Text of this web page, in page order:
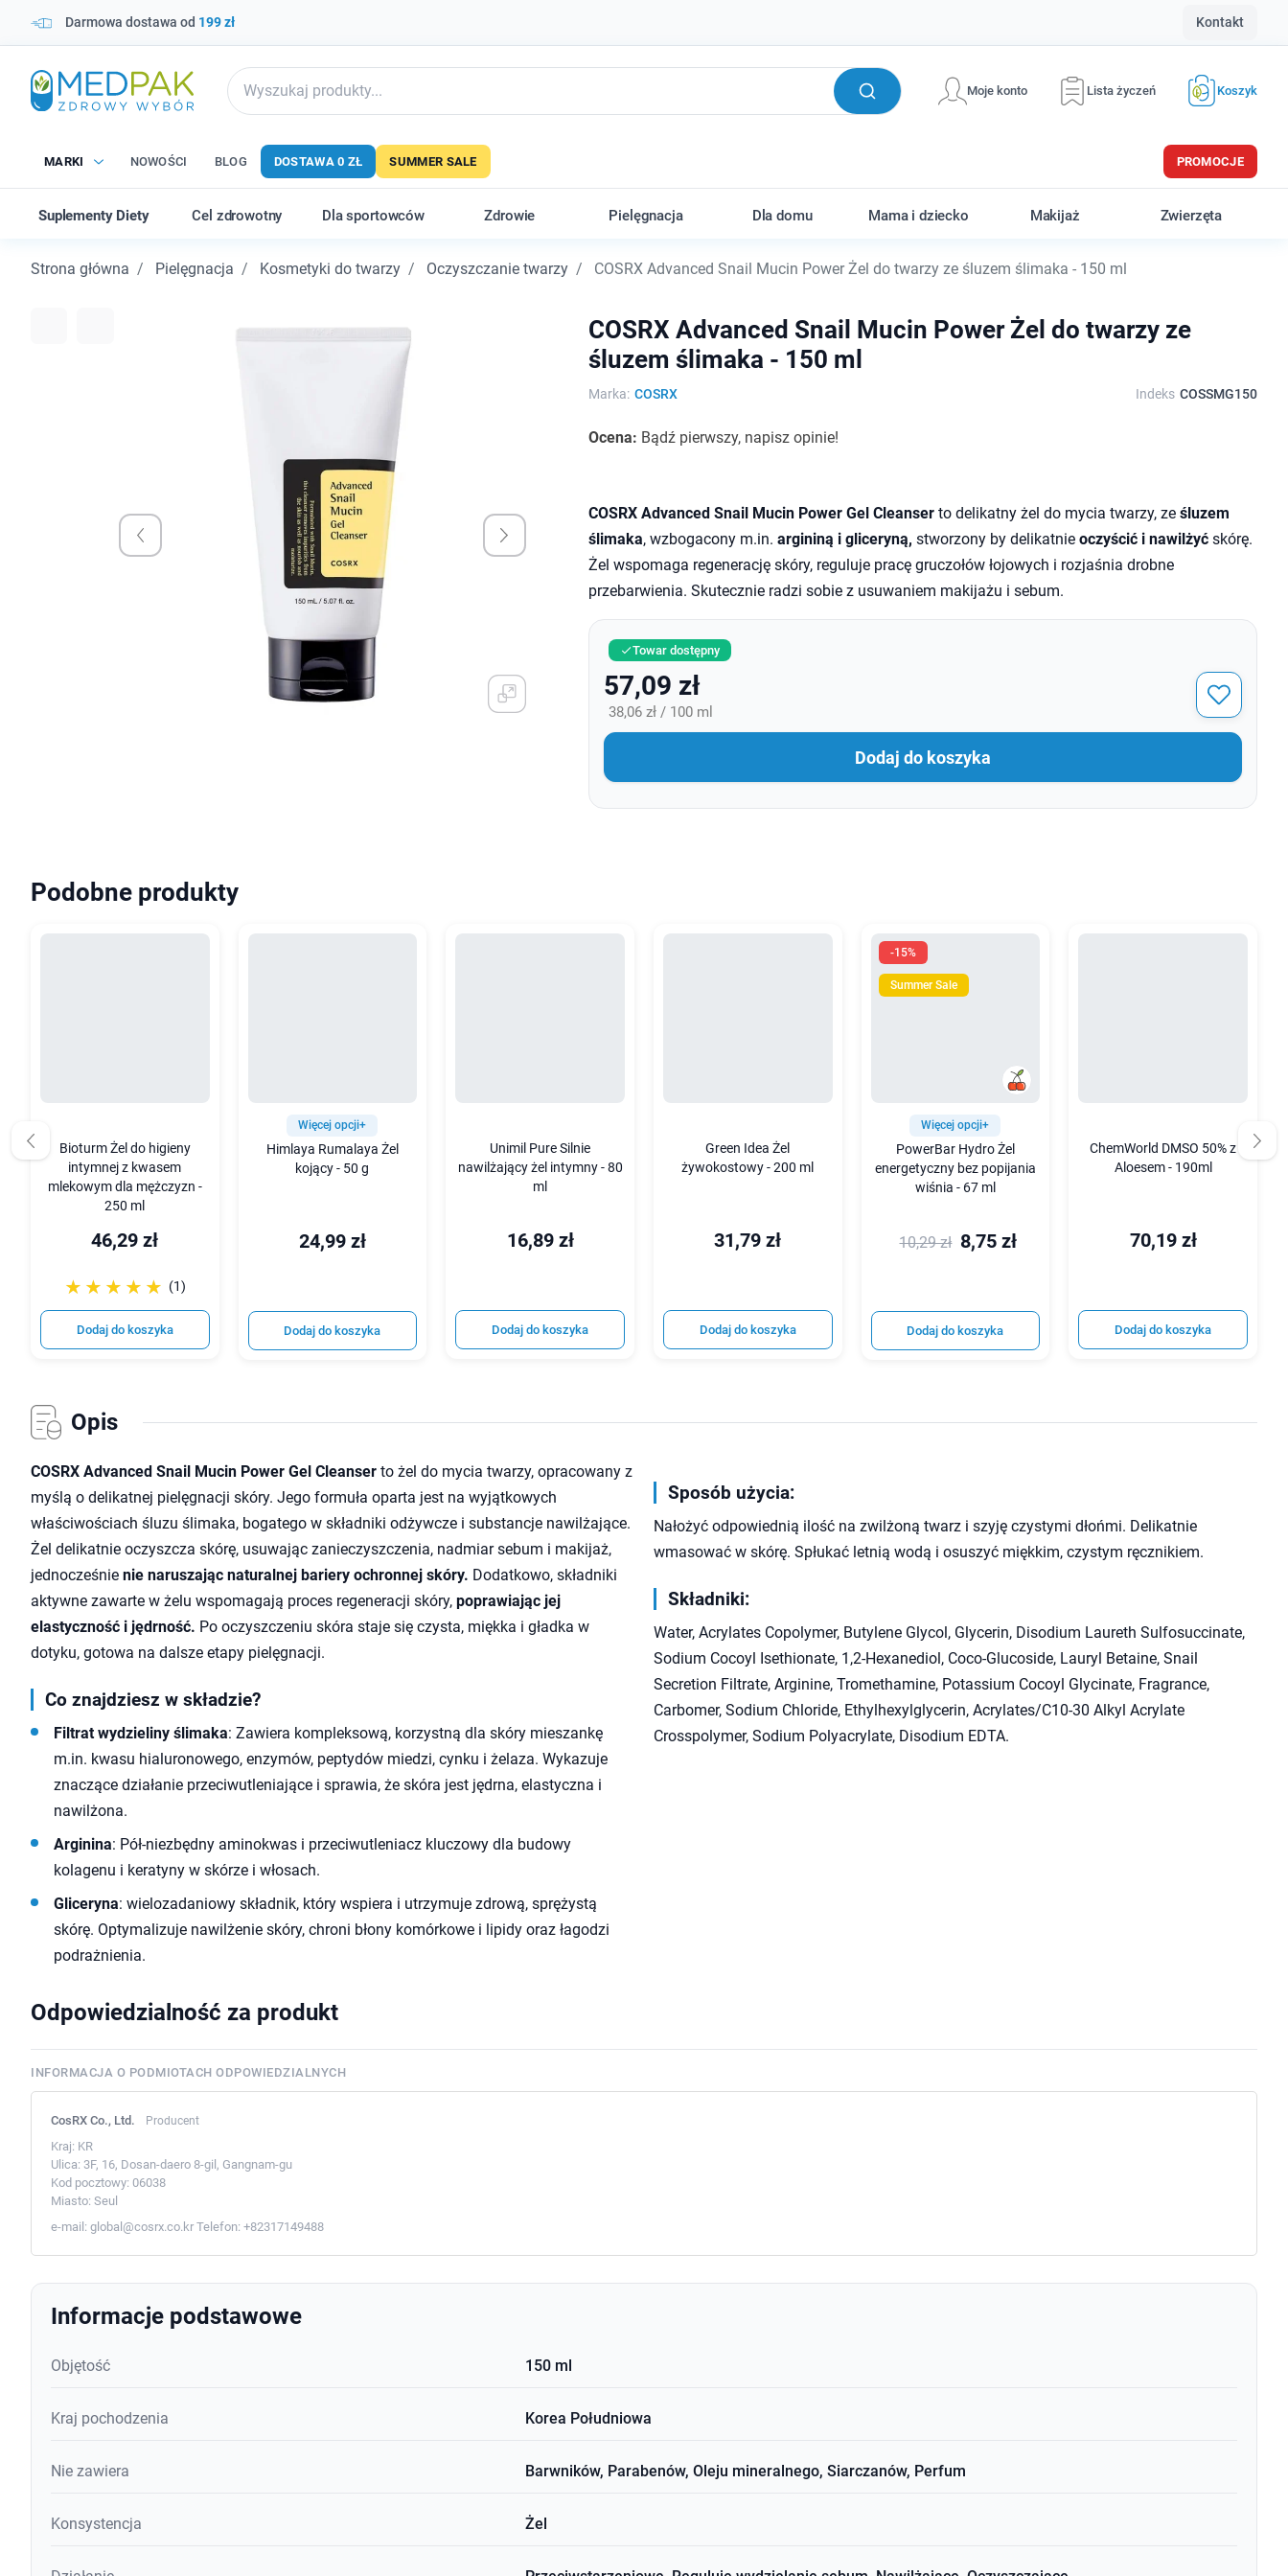
Darmowa dostawa od 199 zł Kontakt
Moje konto Lista życzeń Koszyk
MARKI NOWOŚCI BLOG DOSTAWA 0 ZŁ SUMMER SALE PROMOCJE
Suplementy Diety Cel zdrowotny Dla sportowców Zdrowie Pielęgnacja Dla domu Mama i dziecko Makijaż Zwierzęta
Strona główna Pielęgnacja Kosmetyki do twarzy Oczyszczanie twarzy COSRX Advanced Snail Mucin Power Żel do twarzy ze śluzem ślimaka - 150 ml
COSRX Advanced Snail Mucin Power Żel do twarzy ze
śluzem ślimaka - 150 ml
Marka: COSRX Indeks COSSMG150
Ocena: Bądź pierwszy, napisz opinie!
COSRX Advanced Snail Mucin Power Gel Cleanserto delikatny żel do mycia twarzy, ześluzem
ślimaka, wzbogacony m.in. argininą i gliceryną, stworzony by delikatnie oczyścić i nawilżyćskórę.
Żel wspomaga regenerację skóry, reguluje pracę gruczołów łojowych i rozjaśnia drobne
przebarwienia. Skutecznie radzi sobie z usuwaniem makijażu i sebum.
Towar dostępny
57,09 zł
38,06 zł / 100 ml
Dodaj do koszyka
Podobne produkty
Bioturm Żel do higieny
intymnej z kwasem
mlekowym dla mężczyzn -
250 ml
46,29 zł
☆☆☆☆☆
★★★★★ (1)
Dodaj do koszyka
Więcej opcji+
Himlaya Rumalaya Żel
kojący - 50 g
24,99 zł
Dodaj do koszyka
Unimil Pure Silnie
nawilżający żel intymny - 80
ml
16,89 zł
Dodaj do koszyka
Green Idea Żel
żywokostowy - 200 ml
31,79 zł
Dodaj do koszyka
-15%
Summer Sale
Więcej opcji+
PowerBar Hydro Żel
energetyczny bez popijania
wiśnia - 67 ml
10,29 zł 8,75 zł
Dodaj do koszyka
ChemWorld DMSO 50% z
Aloesem - 190ml
70,19 zł
Dodaj do koszyka
Opis
COSRX Advanced Snail Mucin Power Gel Cleanser to żel do mycia twarzy, opracowany z
myślą o delikatnej pielęgnacji skóry. Jego formuła oparta jest na wyjątkowych
właściwościach śluzu ślimaka, bogatego w składniki odżywcze i substancje nawilżające.
Żel delikatnie oczyszcza skórę, usuwając zanieczyszczenia, nadmiar sebum i makijaż,
jednocześnie nie naruszając naturalnej bariery ochronnej skóry. Dodatkowo, składniki
aktywne zawarte w żelu wspomagają proces regeneracji skóry, poprawiając jej
elastyczność i jędrność. Po oczyszczeniu skóra staje się czysta, miękka i gładka w
dotyku, gotowa na dalsze etapy pielęgnacji.
Co znajdziesz w składzie?
Filtrat wydzieliny ślimaka: Zawiera kompleksową, korzystną dla skóry mieszankę
m.in. kwasu hialuronowego, enzymów, peptydów miedzi, cynku i żelaza. Wykazuje
znaczące działanie przeciwutleniające i sprawia, że skóra jest jędrna, elastyczna i
nawilżona.
Arginina: Pół-niezbędny aminokwas i przeciwutleniacz kluczowy dla budowy
kolagenu i keratyny w skórze i włosach.
Gliceryna: wielozadaniowy składnik, który wspiera i utrzymuje zdrową, sprężystą
skórę. Optymalizuje nawilżenie skóry, chroni błony komórkowe i lipidy oraz łagodzi
podrażnienia.
Sposób użycia:
Nałożyć odpowiednią ilość na zwilżoną twarz i szyję czystymi dłońmi. Delikatnie
wmasować w skórę. Spłukać letnią wodą i osuszyć miękkim, czystym ręcznikiem.
Składniki:
Water, Acrylates Copolymer, Butylene Glycol, Glycerin, Disodium Laureth Sulfosuccinate,
Sodium Cocoyl Isethionate, 1,2-Hexanediol, Coco-Glucoside, Lauryl Betaine, Snail
Secretion Filtrate, Arginine, Tromethamine, Potassium Cocoyl Glycinate, Fragrance,
Carbomer, Sodium Chloride, Ethylhexylglycerin, Acrylates/​C10-30 Alkyl Acrylate
Crosspolymer, Sodium Polyacrylate, Disodium EDTA.
Odpowiedzialność za produkt
INFORMACJA O PODMIOTACH ODPOWIEDZIALNYCH
CosRX Co., Ltd. Producent
Kraj: KR
Ulica: 3F, 16, Dosan-daero 8-gil, Gangnam-gu
Kod pocztowy: 06038
Miasto: Seul
e-mail: global@cosrx.co.kr Telefon: +82317149488
Informacje podstawowe
Objętość 150 ml
Kraj pochodzenia Korea Południowa
Nie zawiera Barwników, Parabenów, Oleju mineralnego, Siarczanów, Perfum
Konsystencja Żel